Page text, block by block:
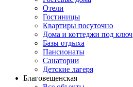
Отели
Гостиницы
Квартиры посуточно
Дома и коттеджи под ключ
Базы отдыха
Пансионаты
Санатории
Детские лагеря
Благовещенская